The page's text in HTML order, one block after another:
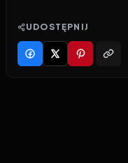
UDOSTĘPNIJ